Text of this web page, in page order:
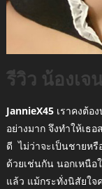
รีวิว น้องเจ
JannieX45เราคงต้อ
อย่างมาก จึงทำให้เธ
ดี ไม่ว่าจะเป็นชายหรื
ด้วยเช่นกัน นอกเหนือ
แล้ว แม้กระทั่งนิสัยใจ